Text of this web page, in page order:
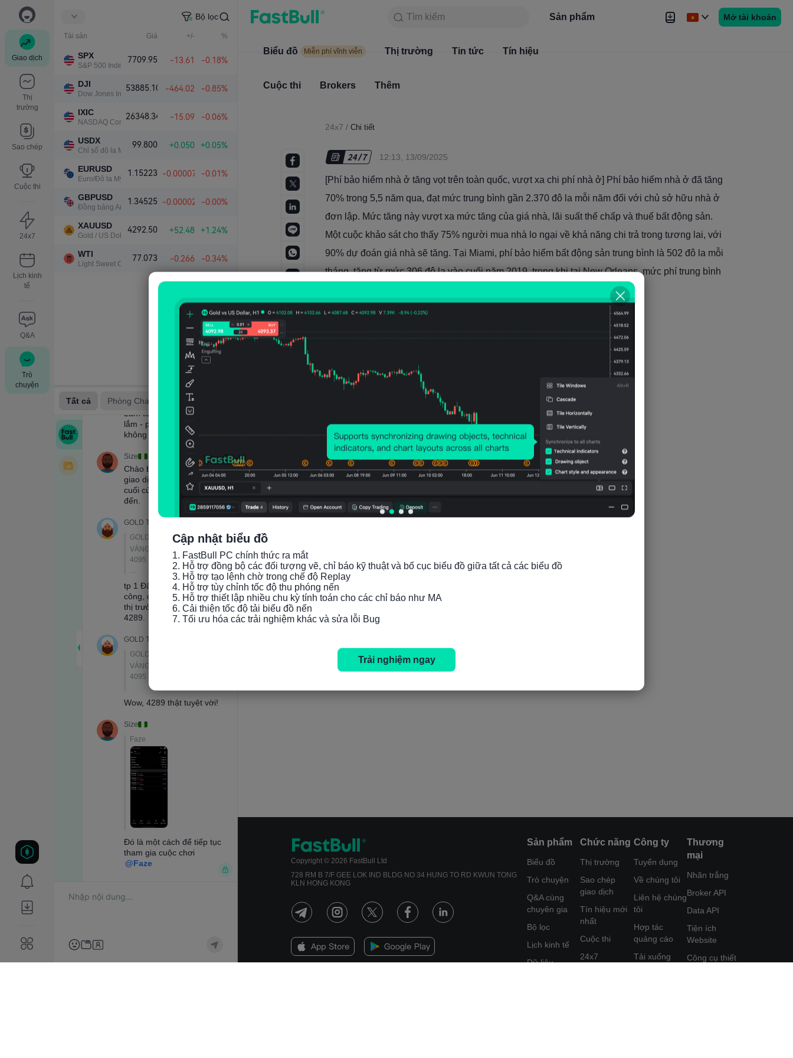
Giao dịch
Thị
trường
Sao chép
Cuộc thi
24x7
Lịch kinh
tế
Q&A
Trò
chuyện
Bộ lọc
Tài sản Giá +/- %
SPX
S&P 500 Index
7709.95 -13.61 -0.18%
DJI
Dow Jones Industrial Average
53885.10 -464.02 -0.85%
IXIC
NASDAQ Composite Index
26348.34 -15.09 -0.06%
USDX
Chỉ số đô la Mỹ
99.800 +0.050 +0.05%
EURUSD
Euro/Đô la Mỹ
1.15223 -0.00007 -0.01%
GBPUSD
Đồng bảng Anh/Đô la Mỹ
1.34525 -0.00002 -0.00%
XAUUSD
Gold / US Dollar
4292.50 +52.48 +1.24%
WTI
Light Sweet Crude Oil
77.073 -0.266 -0.34%
Tìm kiếm Sản phẩm
Biểu đồ Miễn phí vĩnh viễn Thị trường
Mở tài khoản
Tìm kiếm
Sản phẩm
Biểu đồ Miễn phí vĩnh viễn Thị trường Tin tức Tín hiệu
Cuộc thi Brokers Thêm
24x7 / Chi tiết
12:13, 13/09/2025
[Phí bảo hiểm nhà ở tăng vọt trên toàn quốc, vượt xa chi phí nhà ở] Phí bảo hiểm nhà ở đã tăng
70% trong 5,5 năm qua, đạt mức trung bình gần 2.370 đô la mỗi năm đối với chủ sở hữu nhà ở
đơn lập. Mức tăng này vượt xa mức tăng của giá nhà, lãi suất thế chấp và thuế bất động sản.
Một cuộc khảo sát cho thấy 75% người mua nhà lo ngại về khả năng chi trả trong tương lai, với
90% dự đoán giá nhà sẽ tăng. Tại Miami, phí bảo hiểm bất động sản trung bình là 502 đô la mỗi
tháng, tăng từ mức 306 đô la vào cuối năm 2019, trong khi tại New Orleans, mức phí trung bình
Copyright © 2026 FastBull Ltd
728 RM B 7/F GEE LOK IND BLDG NO 34 HUNG TO RD KWUN TONG
KLN HONG KONG
Sản phẩm
Biểu đồ
Trò chuyện
Q&A cùng
chuyên gia
Bộ lọc
Lịch kinh tế
Dữ liệu
Chức năng
Thị trường
Sao chép
giao dịch
Tín hiệu mới
nhất
Cuộc thi
24x7
Công ty
Tuyển dụng
Về chúng tôi
Liên hệ chúng
tôi
Hợp tác
quảng cáo
Tải xuống
Thương
mại
Nhãn trắng
Broker API
Data API
Tiện ích
Website
Công cụ thiết
Cập nhật biểu đồ
1. FastBull PC chính thức ra mắt
2. Hỗ trợ đồng bộ các đối tượng vẽ, chỉ báo kỹ thuật và bố cục biểu đồ giữa tất cả các biểu đồ
3. Hỗ trợ tạo lệnh chờ trong chế độ Replay
4. Hỗ trợ tùy chỉnh tốc độ thu phóng nến
5. Hỗ trợ thiết lập nhiều chu kỳ tính toán cho các chỉ báo như MA
6. Cải thiện tốc độ tải biểu đồ nến
7. Tối ưu hóa các trải nghiệm khác và sửa lỗi Bug
Trải nghiệm ngay